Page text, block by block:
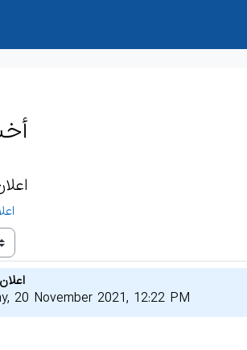
◀︎
20 November 2021, 12:22 PM